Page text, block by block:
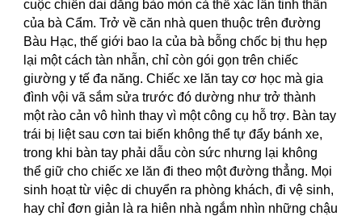
cuộc chiến dai dẳng bào mòn cả thể xác lẫn tinh thần
của bà Cẩm. Trở về căn nhà quen thuộc trên đường
Bàu Hạc, thế giới bao la của bà bỗng chốc bị thu hẹp
lại một cách tàn nhẫn, chỉ còn gói gọn trên chiếc
giường y tế đa năng. Chiếc xe lăn tay cơ học mà gia
đình vội vã sắm sửa trước đó dường như trở thành
một rào cản vô hình thay vì một công cụ hỗ trợ. Bàn tay
trái bị liệt sau cơn tai biến không thể tự đẩy bánh xe,
trong khi bàn tay phải dẫu còn sức nhưng lại không
thể giữ cho chiếc xe lăn đi theo một đường thẳng. Mọi
sinh hoạt từ việc di chuyển ra phòng khách, đi vệ sinh,
hay chỉ đơn giản là ra hiên nhà ngắm nhìn những chậu